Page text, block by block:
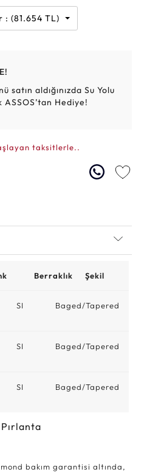
gr : (81.654 TL)
satın aldığınızda Su Yolu
ASSOS’tan Hediye!
taksitlerle..
Berraklık Şekil
SI Baged/Tapered
SI Baged/Tapered
SI Baged/Tapered
bakım garantisi altında,